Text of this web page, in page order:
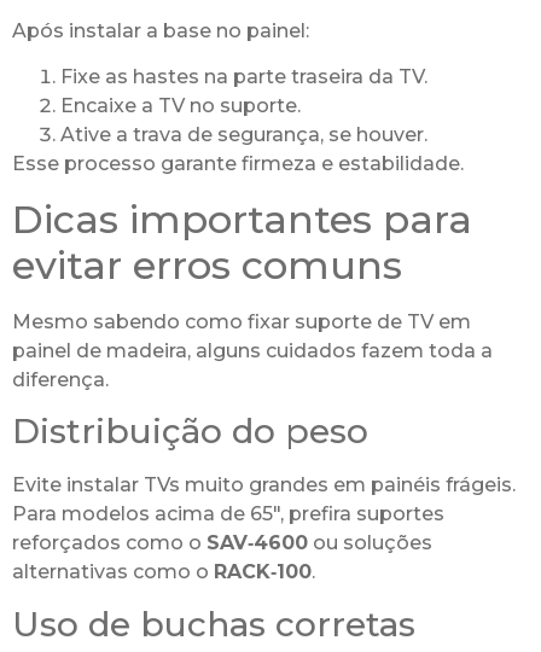
Após instalar a base no painel:
Fixe as hastes na parte traseira da TV.
Encaixe a TV no suporte.
Ative a trava de segurança, se houver.
Esse processo garante firmeza e estabilidade.
Dicas importantes para
evitar erros comuns
Mesmo sabendo como fixar suporte de TV em
painel de madeira, alguns cuidados fazem toda a
diferença.
Distribuição do peso
Evite instalar TVs muito grandes em painéis frágeis.
Para modelos acima de 65″, prefira suportes
reforçados como o SAV‑4600 ou soluções
alternativas como o RACK‑100.
Uso de buchas corretas